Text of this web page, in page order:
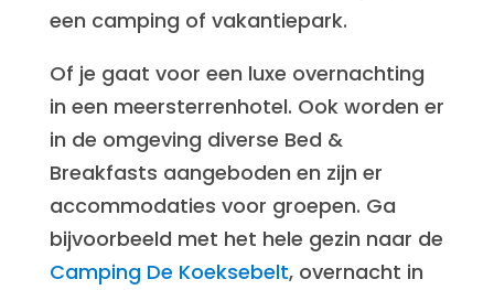
een camping of vakantiepark.
Of je gaat voor een luxe overnachting
in een meersterrenhotel. Ook worden er
in de omgeving diverse Bed &
Breakfasts aangeboden en zijn er
accommodaties voor groepen. Ga
bijvoorbeeld met het hele gezin naar de
Camping De Koeksebelt, overnacht in